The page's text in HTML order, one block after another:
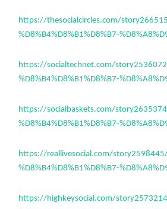
https://thesocialcircles.com/
%D8%B4%D8%B1%D8%B7-
https://socialtechnet.com/
%D8%B4%D8%B1%D8%B7-
https://socialbaskets.com/
%D8%B4%D8%B1%D8%B7-
https://reallivesocial.com/story2598445/
%D8%B4%D8%B1%D8%B7-
https://highkeysocial.com/